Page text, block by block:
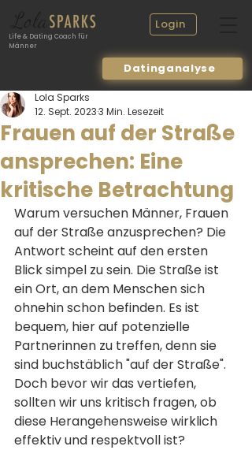
Datinganalyse
Life & Dating Coach für
Männer
Login
Frauen auf der Straße
ansprechen: Eine
kritische Betrachtung
Lola Sparks
12. Sept. 20233 Min. Lesezeit
Warum versuchen Männer, Frauen
auf der Straße anzusprechen? Die
Antwort scheint auf den ersten
Blick simpel zu sein. Die Straße ist
ein Ort, an dem Menschen sich
ohnehin schon befinden. Es ist
bequem, hier auf potenzielle
Partnerinnen zu treffen, denn sie
sind buchstäblich "auf der Straße".
Doch bevor wir das vertiefen,
sollten wir uns kritisch fragen, ob
diese Herangehensweise wirklich
effektiv und respektvoll ist?